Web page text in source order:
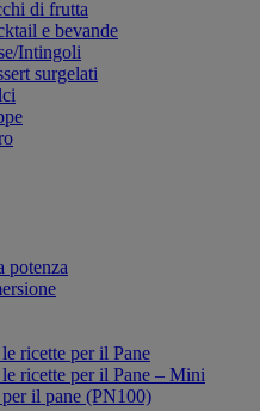
di frutta
e bevande
Intingoli
surgelati
potenza
ricette per il Pane
ricette per il Pane – Mini
il pane (PN100)